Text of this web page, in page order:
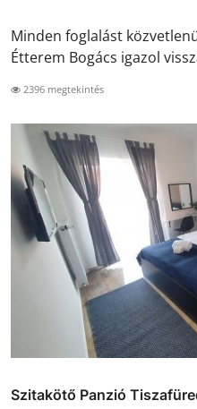
Minden foglalást
Étterem Bogács igazol
2396 megtekintés
Szitakötő Panzió